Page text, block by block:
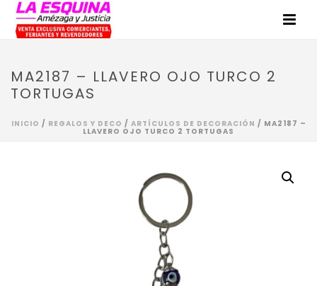
MA2187 – LLAVERO OJO TURCO 2
TORTUGAS
INICIO / REGALOS Y DECO / ARTÍCULOS DE DECORACIÓN / MA2187 –
LLAVERO OJO TURCO 2 TORTUGAS